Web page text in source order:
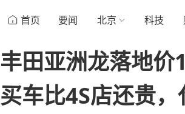
首页 要闻 北京 科技
丰田亚洲龙落地
买车比4S店还贵